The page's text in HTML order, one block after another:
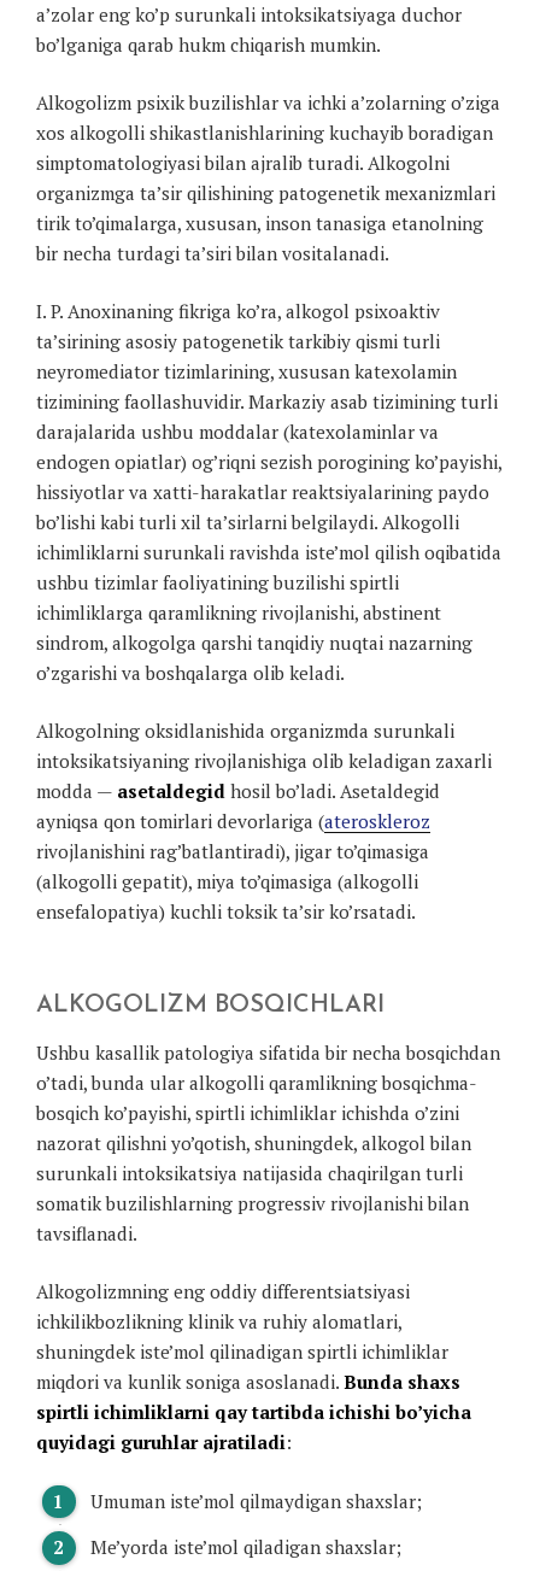
a’zolar eng ko’p surunkali intoksikatsiyaga duchor
bo’lganiga qarab hukm chiqarish mumkin.
Alkogolizm psixik buzilishlar va ichki a’zolarning o’ziga
xos alkogolli shikastlanishlarining kuchayib boradigan
simptomatologiyasi bilan ajralib turadi. Alkogolni
organizmga ta’sir qilishining patogenetik mexanizmlari
tirik to’qimalarga, xususan, inson tanasiga etanolning
bir necha turdagi ta’siri bilan vositalanadi.
I. P. Anoxinaning fikriga ko’ra, alkogol psixoaktiv
ta’sirining asosiy patogenetik tarkibiy qismi turli
neyromediator tizimlarining, xususan katexolamin
tizimining faollashuvidir. Markaziy asab tizimining turli
darajalarida ushbu moddalar (katexolaminlar va
endogen opiatlar) og’riqni sezish porogining ko’payishi,
hissiyotlar va xatti-harakatlar reaktsiyalarining paydo
bo’lishi kabi turli xil ta’sirlarni belgilaydi. Alkogolli
ichimliklarni surunkali ravishda iste’mol qilish oqibatida
ushbu tizimlar faoliyatining buzilishi spirtli
ichimliklarga qaramlikning rivojlanishi, abstinent
sindrom, alkogolga qarshi tanqidiy nuqtai nazarning
o’zgarishi va boshqalarga olib keladi.
Alkogolning oksidlanishida organizmda surunkali
intoksikatsiyaning rivojlanishiga olib keladigan zaxarli
modda — asetaldegid hosil bo’ladi. Asetaldegid
ayniqsa qon tomirlari devorlariga (ateroskleroz
rivojlanishini rag’batlantiradi), jigar to’qimasiga
(alkogolli gepatit), miya to’qimasiga (alkogolli
ensefalopatiya) kuchli toksik ta’sir ko’rsatadi.
ALKOGOLIZM BOSQICHLARI
Ushbu kasallik patologiya sifatida bir necha bosqichdan
o’tadi, bunda ular alkogolli qaramlikning bosqichma-
bosqich ko’payishi, spirtli ichimliklar ichishda o’zini
nazorat qilishni yo’qotish, shuningdek, alkogol bilan
surunkali intoksikatsiya natijasida chaqirilgan turli
somatik buzilishlarning progressiv rivojlanishi bilan
tavsiflanadi.
Alkogolizmning eng oddiy differentsiatsiyasi
ichkilikbozlikning klinik va ruhiy alomatlari,
shuningdek iste’mol qilinadigan spirtli ichimliklar
miqdori va kunlik soniga asoslanadi. Bunda shaxs
spirtli ichimliklarni qay tartibda ichishi bo’yicha
quyidagi guruhlar ajratiladi:
Umuman iste’mol qilmaydigan shaxslar;
Me’yorda iste’mol qiladigan shaxslar;